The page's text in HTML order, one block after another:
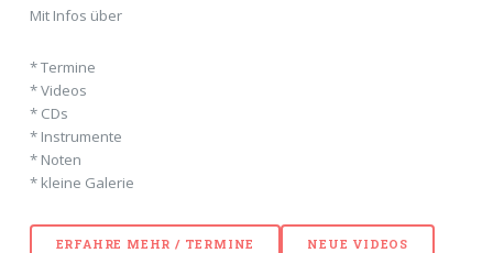
Mit Infos über
* Termine
* Videos
* CDs
* Instrumente
* Noten
* kleine Galerie
ERFAHRE MEHR / TERMINE NEUE VIDEOS